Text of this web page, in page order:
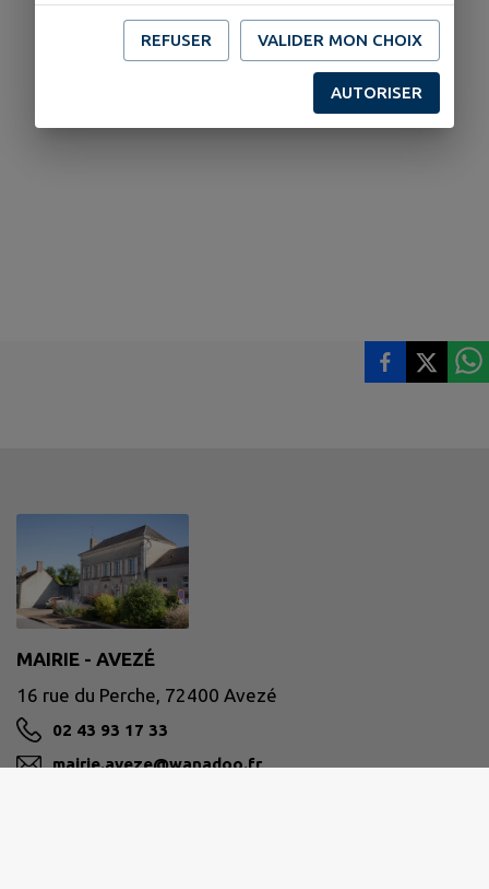
MAIRIE - AVEZÉ
16 rue du Perche, 72400 Avezé
02 43 93 17 33
mairie.aveze@wanadoo.fr
REFUSER VALIDER MON CHOIX
AUTORISER